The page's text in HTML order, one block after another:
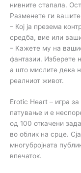
нивните стапала.
Разменете ги
– Кој ја презема
средба, вие или
– Кажете му на
фантазии. Изберете
а што мислите дека
реалниот живот.
Erotic Heart – игра
патување и е
од 100 откачени
во облик на срце.
многубројната
впечаток.